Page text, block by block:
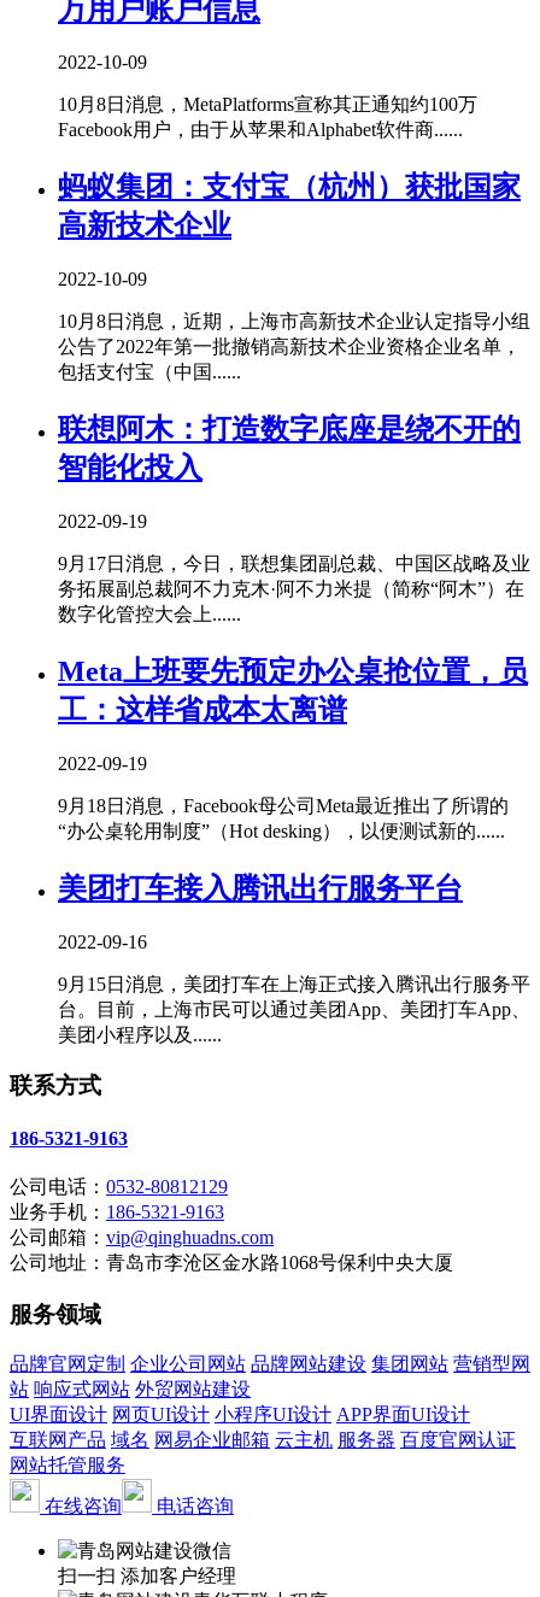
万用户账户信息
2022-10-09
10月8日消息，MetaPlatforms宣称其正通知约100万
Facebook用户，由于从苹果和Alphabet软件商......
蚂蚁集团：支付宝（杭州）获批国家
高新技术企业
2022-10-09
10月8日消息，近期，上海市高新技术企业认定指导小组
公告了2022年第一批撤销高新技术企业资格企业名单，
包括支付宝（中国......
联想阿木：打造数字底座是绕不开的
智能化投入
2022-09-19
9月17日消息，今日，联想集团副总裁、中国区战略及业
务拓展副总裁阿不力克木·阿不力米提（简称“阿木”）在
数字化管控大会上......
Meta上班要先预定办公桌抢位置，员
工：这样省成本太离谱
2022-09-19
9月18日消息，Facebook母公司Meta最近推出了所谓的
“办公桌轮用制度”（Hot desking），以便测试新的......
美团打车接入腾讯出行服务平台
2022-09-16
9月15日消息，美团打车在上海正式接入腾讯出行服务平
台。目前，上海市民可以通过美团App、美团打车App、
美团小程序以及......
联系方式
186-5321-9163
公司电话： 0532-80812129
业务手机： 186-5321-9163
公司邮箱： vip@qinghuadns.com
公司地址：青岛市李沧区金水路1068号保利中央大厦
服务领域
品牌官网定制 企业公司网站 品牌网站建设 集团网站 营销型网
站 响应式网站 外贸网站建设
UI界面设计 网页UI设计 小程序UI设计 APP界面UI设计
互联网产品 域名 网易企业邮箱 云主机 服务器 百度官网认证
网站托管服务
在线咨询
电话咨询
扫一扫 添加客户经理